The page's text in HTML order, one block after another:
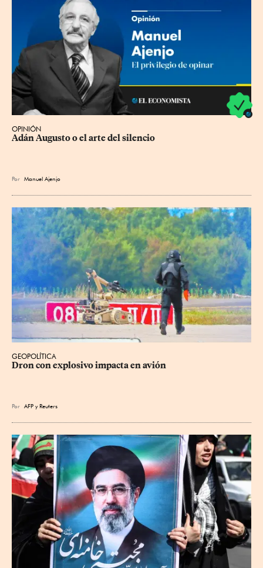
OPINIÓN
Adán Augusto o el arte del silencio
Por Manuel Ajenjo
GEOPOLÍTICA
Dron con explosivo impacta en avión
Por AFP yReuters